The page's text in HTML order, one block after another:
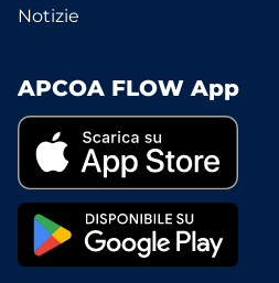
Notizie
APCOA FLOW App